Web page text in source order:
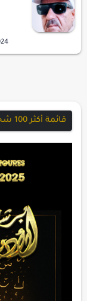
قائمة أكثر 100 شخصية أدبية تأثيرًا في عام 2025